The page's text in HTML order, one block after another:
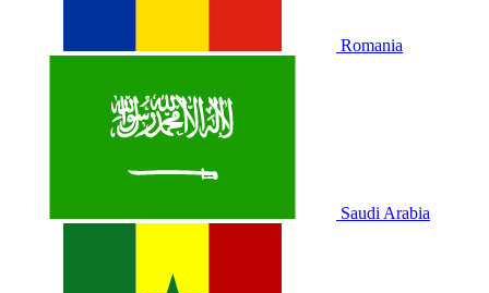
Romania
Saudi Arabia